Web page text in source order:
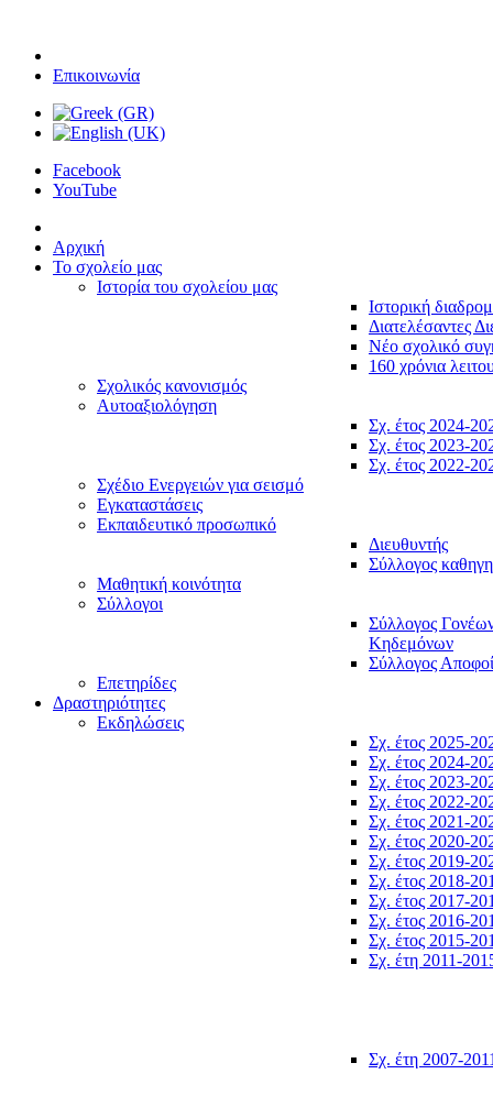
Επικοινωνία
Facebook
YouTube
Αρχική
Το σχολείο μας
Ιστορία του σχολείου μας
Ιστορική
Διατελέσαντες
Νέο σχολικό
160 χρόνια
Σχολικός κανονισμός
Αυτοαξιολόγηση
Σχ. έτος 2024-
Σχ. έτος 2023-
Σχ. έτος 2022-
Σχέδιο Ενεργειών για σεισμό
Εγκαταστάσεις
Εκπαιδευτικό προσωπικό
Διευθυντής
Σύλλογος
Μαθητική κοινότητα
Σύλλογοι
Σύλλογος
Κηδεμόνων
Σύλλογος
Επετηρίδες
Δραστηριότητες
Εκδηλώσεις
Σχ. έτος 2025-
Σχ. έτος 2024-
Σχ. έτος 2023-
Σχ. έτος 2022-
Σχ. έτος 2021-
Σχ. έτος 2020-
Σχ. έτος 2019-
Σχ. έτος 2018-
Σχ. έτος 2017-
Σχ. έτος 2016-
Σχ. έτος 2015-
Σχ. έτη 2011-
Σχ. έτη 2007-